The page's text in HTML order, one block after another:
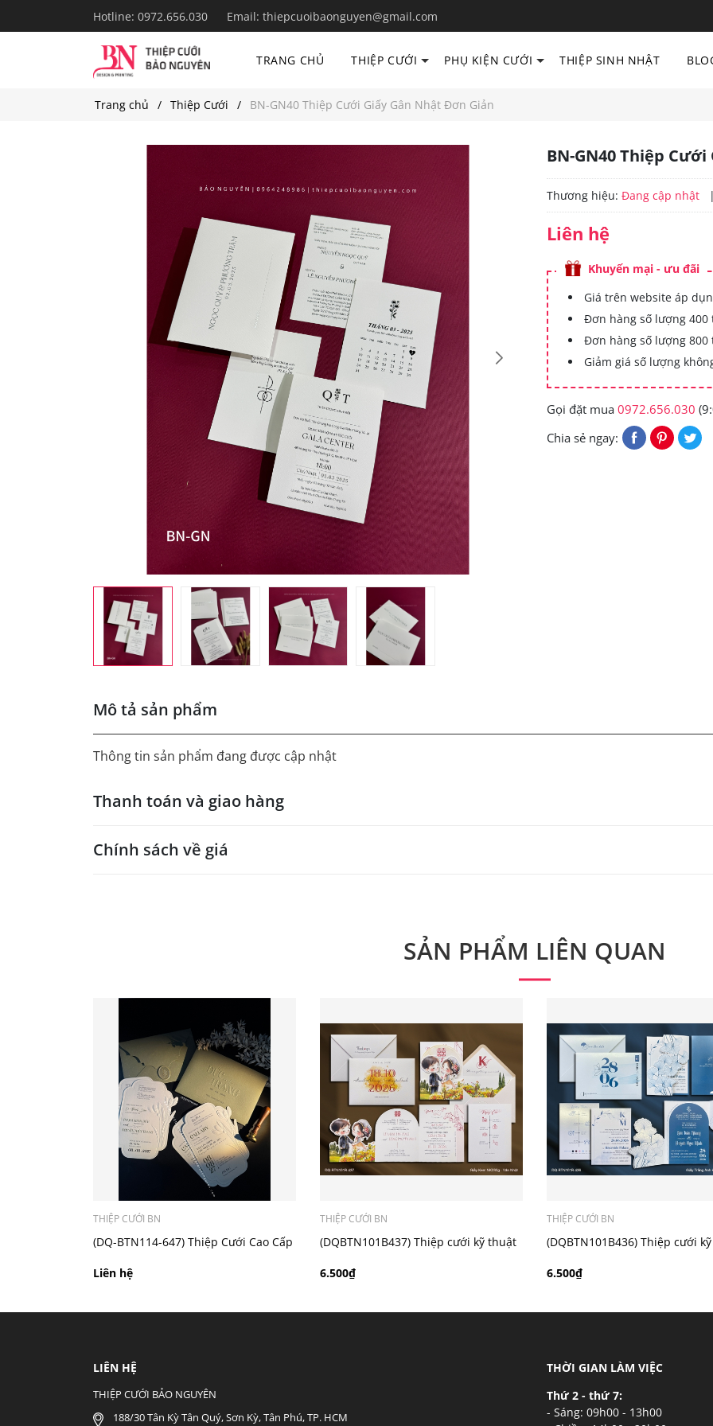
Hotline: 0972.656.030 Email: thiepcuoibaonguyen@gmail.com
TRANG CHỦ THIỆP CƯỚI PHỤ KIỆN CƯỚI THIỆP SINH NHẬT
Trang chủ Thiệp Cưới BN-GN40 Thiệp Cưới Giấy Gân Nhật Đơn Giản
BN-GN40 Thiệp
Thương hiệu: Đang cập nhật
Liên hệ
Khuyến mại - ưu đãi
Giá trên website áp
Đơn hàng số lượng 400
Đơn hàng số lượng 800
Giảm giá số lượng
Gọi đặt mua 0972.656.030
Chia sẻ ngay:
Mô tả sản phẩm
Thông tin sản phẩm đang được cập nhật
Thanh toán và giao hàng
Chính sách về giá
- Mẫu dưới 3000 giá chưa bao gồm bản đồ, quý khách có nhu cầu in bản đồ sẽ có mức phí 300 - 500
SẢN PHẨM LIÊN QUAN
THIỆP CƯỚI BN
(DQ-BTN114-647) Thiệp Cưới Cao Cấp
Liên hệ
THIỆP CƯỚI BN
(DQBTN101B437) Thiệp cưới kỹ thuật
6.500₫
THIỆP CƯỚI BN
(DQBTN101B436) Thiệp cưới
6.500₫
LIÊN HỆ
THIỆP CƯỚI BẢO NGUYÊN
188/30 Tân Kỳ Tân Quý, Sơn Kỳ, Tân Phú, TP. HCM
THỜI GIAN LÀM VIỆC
Thứ 2 - thứ 7:
- Sáng: 09h00 - 13h00